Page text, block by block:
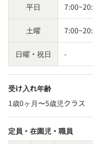
平日
土曜
日曜・祝日 -
受け入れ年齢
1歳0ヶ月〜5歳児クラス
定員・在園児・職員